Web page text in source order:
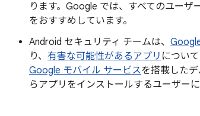
ります。Google では、すべてのユー
をおすすめしています。
Android セキュリティ チームは、
り、 有害な可能性があるアプリ につい
Google モバイル サービスを搭載した
らアプリをインストールするユーザーに